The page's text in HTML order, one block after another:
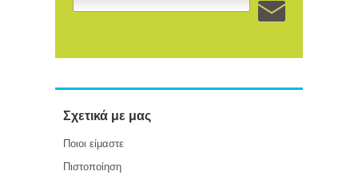
Σχετικά με μας
Ποιοι είμαστε
Πιστοποίηση